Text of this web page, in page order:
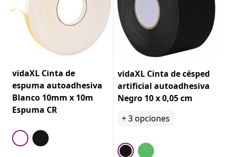
vidaXL Cinta de
espuma autoadhesiva
Blanco 10mm x 10m
Espuma CR
vidaXL Cinta de césped
artificial autoadhesiva
Negro 10 x 0,05 cm
+3opciones